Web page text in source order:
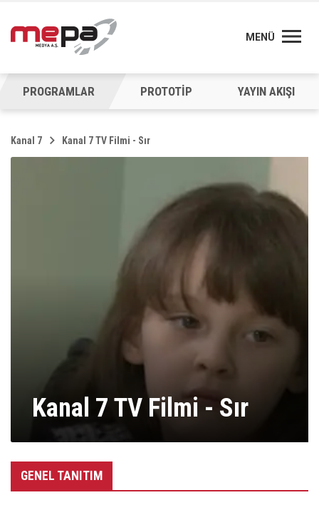
MENÜ
PROGRAMLAR PROTOTİP YAYIN AKIŞI
Kanal 7 Kanal 7 TV Filmi - Sır
Kanal 7 TV Filmi - Sır
GENEL TANITIM